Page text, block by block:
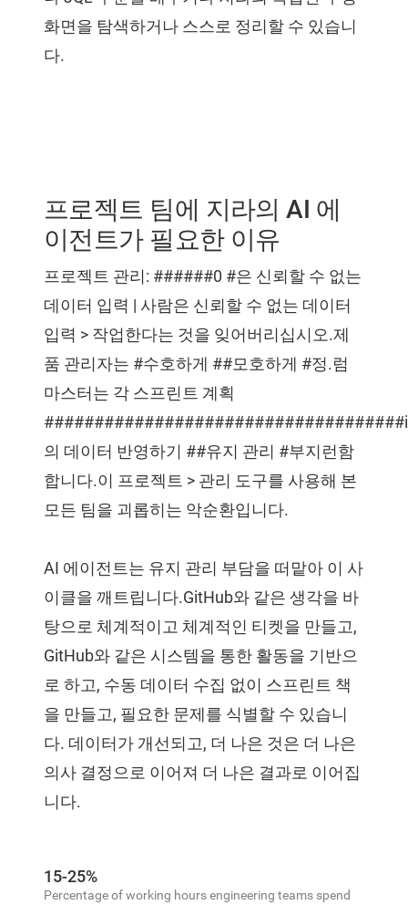
화면을 탐색하거나 스스로 정리할 수 있습니
다.
프로젝트 팀에 지라의 AI 에
이전트가 필요한 이유
프로젝트 관리: ######0 #은 신뢰할 수 없는
데이터 입력 | 사람은 신뢰할 수 없는 데이터
입력 > 작업한다는 것을 잊어버리십시오.제
품 관리자는 #수호하게 ##모호하게 #정.럼
마스터는 각 스프린트 계획
의 데이터 반영하기 ##유지 관리 #부지런함
합니다.이 프로젝트 > 관리 도구를 사용해 본
모든 팀을 괴롭히는 악순환입니다.
AI 에이전트는 유지 관리 부담을 떠맡아 이 사
이클을 깨트립니다.GitHub와 같은 생각을 바
탕으로 체계적이고 체계적인 티켓을 만들고,
GitHub와 같은 시스템을 통한 활동을 기반으
로 하고, 수동 데이터 수집 없이 스프린트 책
을 만들고, 필요한 문제를 식별할 수 있습니
다. 데이터가 개선되고, 더 나은 것은 더 나은
의사 결정으로 이어져 더 나은 결과로 이어집
니다.
15-25%
Percentage of working hours engineering teams spend